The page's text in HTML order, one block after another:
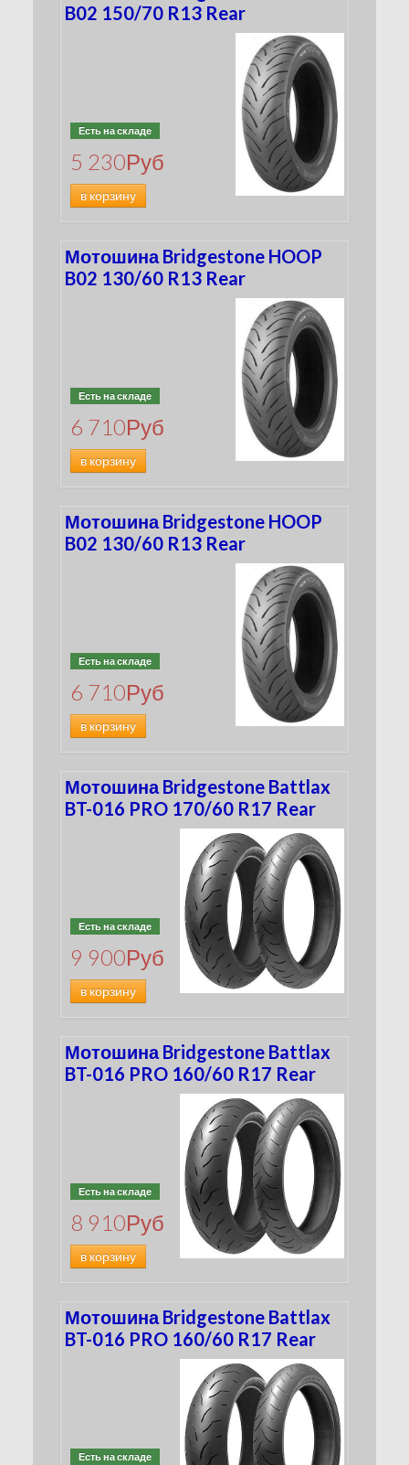
B02 150/70 R13 Rear
Есть на складе
5 230Руб
в корзину
Мотошина Bridgestone HOOP
B02 130/60 R13 Rear
Есть на складе
6 710Руб
в корзину
Мотошина Bridgestone HOOP
B02 130/60 R13 Rear
Есть на складе
6 710Руб
в корзину
Мотошина Bridgestone Battlax
BT-016 PRO 170/60 R17 Rear
Есть на складе
9 900Руб
в корзину
Мотошина Bridgestone Battlax
BT-016 PRO 160/60 R17 Rear
Есть на складе
8 910Руб
в корзину
Мотошина Bridgestone Battlax
BT-016 PRO 160/60 R17 Rear
Есть на складе